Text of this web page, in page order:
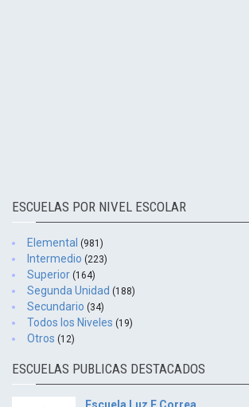
ESCUELAS POR NIVEL ESCOLAR
Elemental (981)
Intermedio (223)
Superior (164)
Segunda Unidad (188)
Secundario (34)
Todos los Niveles (19)
Otros (12)
ESCUELAS PUBLICAS DESTACADOS